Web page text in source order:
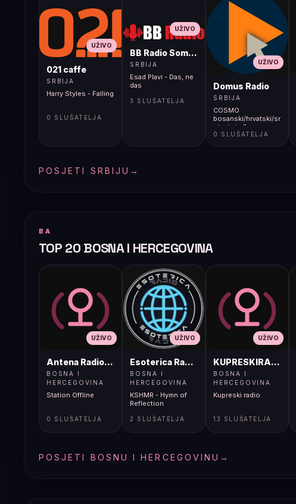
UŽIVO
021 caffe
SRBIJA
Harry Styles - Falling
0 SLUŠATELJA
UŽIVO
BB Radio Sombor
SRBIJA
Esad Plavi - Das, ne
das
3 SLUŠATELJA
UŽIVO
Domus Radio
SRBIJA
COSMO
bosanski/hrvatski/srpski
- Ludwig Bauer:
"Kuća ili čovjek koji
0 SLUŠATELJA
POSJETI SRBIJU →
BA
TOP 20 BOSNA I HERCEGOVINA
UŽIVO
Antena Radio, Jelah Tešanj
BOSNA I
HERCEGOVINA
Station Offline
0 SLUŠATELJA
UŽIVO
Esoterica Radio S1
BOSNA I
HERCEGOVINA
KSHMR - Hymn of
Reflection
2 SLUŠATELJA
UŽIVO
KUPRESKIRADIO
BOSNA I
HERCEGOVINA
Kupreski radio
13 SLUŠATELJA
POSJETI BOSNU I HERCEGOVINU →